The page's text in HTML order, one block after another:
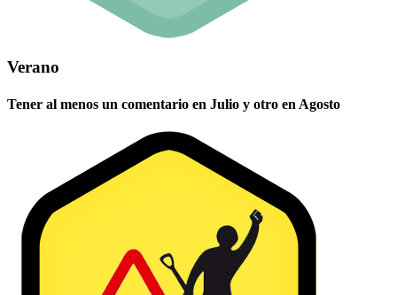
Verano
Tener al menos un comentario en Julio y otro en Agosto